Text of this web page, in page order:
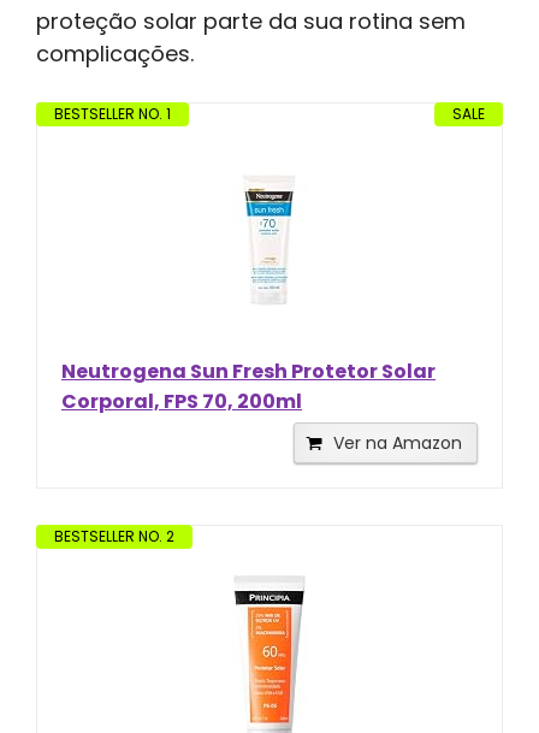
proteção solar parte da sua rotina sem
complicações.
SALE
BESTSELLER NO. 1
Neutrogena Sun Fresh Protetor Solar
Corporal, FPS 70, 200ml
Ver na Amazon
BESTSELLER NO. 2